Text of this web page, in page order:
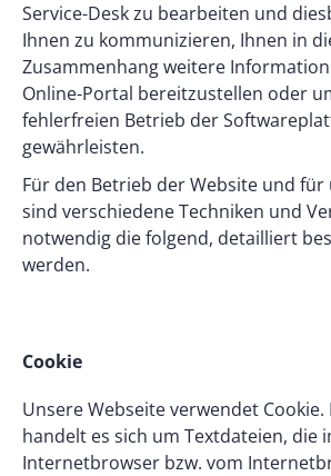
Service-Desk zu bearbeiten und
Ihnen zu kommunizieren, Ihnen in
Zusammenhang weitere
Online-Portal bereitzustellen oder
fehlerfreien Betrieb der
gewährleisten.
Für den Betrieb der Website und für
sind verschiedene Techniken und
notwendig die folgend, detailliert
werden.
Cookie
Unsere Webseite verwendet Cookie.
handelt es sich um Textdateien, die
Internetbrowser bzw. vom